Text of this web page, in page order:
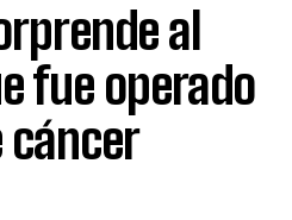
al
fue operado
cáncer